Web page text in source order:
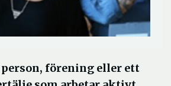
person, förening eller ett